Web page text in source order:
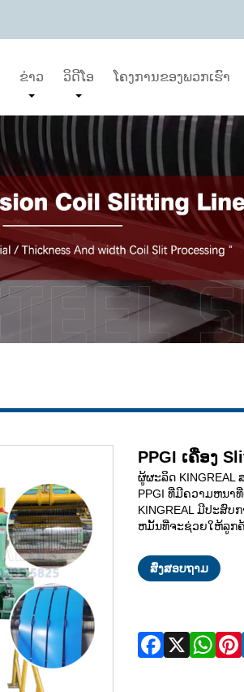
ຂ່າວ ວິດີໂອ ໂຄງການຂອງພວກເຮົາ
PPGI ເຄື່ອງ
ຜູ້ຜະລິດ KINGREAL
PPGI ທີ່ມີຄວາມຫນາ
KINGREAL ມີປະສົ
ຫມັ້ນທີ່ຈະຊ່ວຍໃຫ້ລູກ
ສົ່ງສອບຖາມ